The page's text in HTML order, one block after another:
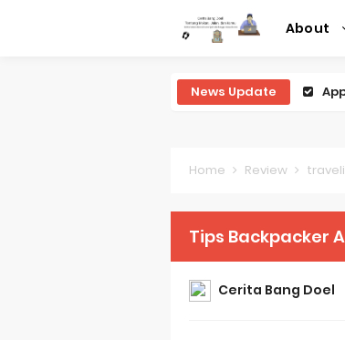
About
News Update
Home Review
Tips Backpacker
Cerita Bang Doel